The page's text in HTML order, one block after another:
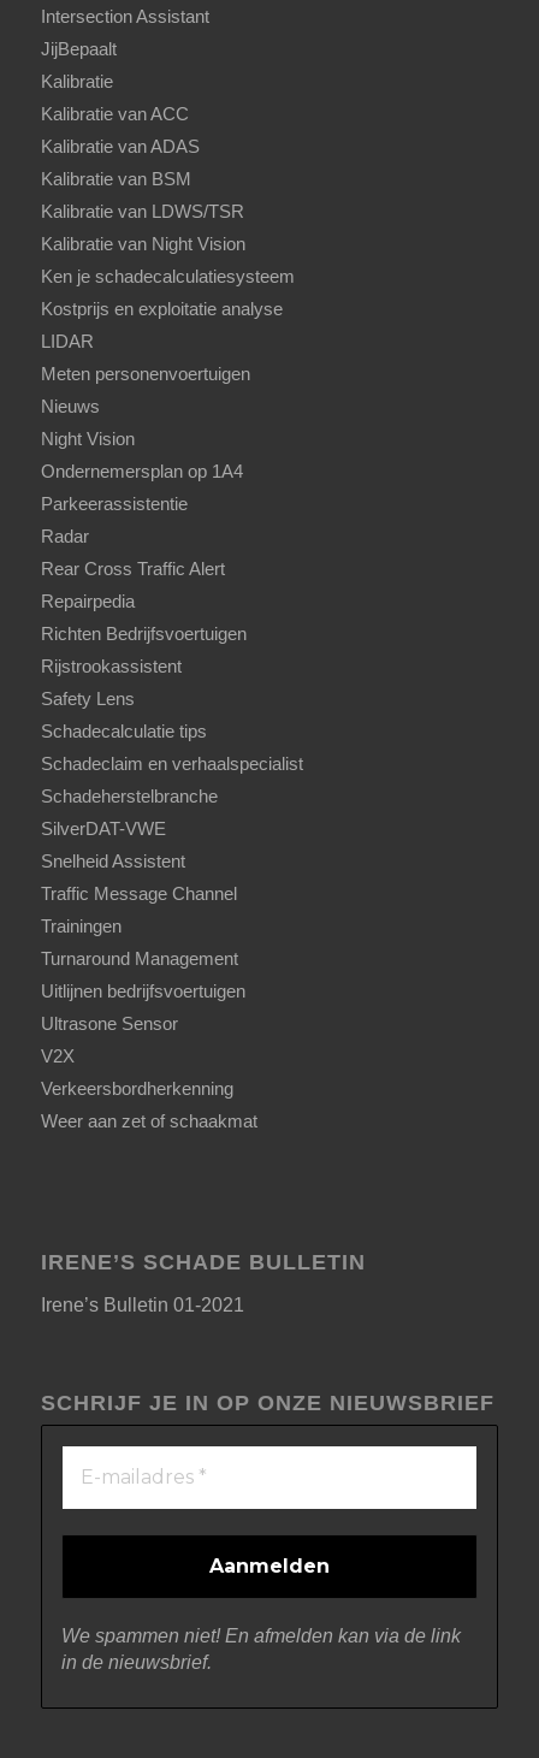
Intersection Assistant
JijBepaalt
Kalibratie
Kalibratie van ACC
Kalibratie van ADAS
Kalibratie van BSM
Kalibratie van LDWS/TSR
Kalibratie van Night Vision
Ken je schadecalculatiesysteem
Kostprijs en exploitatie analyse
LIDAR
Meten personenvoertuigen
Nieuws
Night Vision
Ondernemersplan op 1A4
Parkeerassistentie
Radar
Rear Cross Traffic Alert
Repairpedia
Richten Bedrijfsvoertuigen
Rijstrookassistent
Safety Lens
Schadecalculatie tips
Schadeclaim en verhaalspecialist
Schadeherstelbranche
SilverDAT-VWE
Snelheid Assistent
Traffic Message Channel
Trainingen
Turnaround Management
Uitlijnen bedrijfsvoertuigen
Ultrasone Sensor
V2X
Verkeersbordherkenning
Weer aan zet of schaakmat
IRENE’S SCHADE BULLETIN
Irene’s Bulletin 01-2021
SCHRIJF JE IN OP ONZE NIEUWSBRIEF
We spammen niet! En afmelden kan via de link
in de nieuwsbrief.